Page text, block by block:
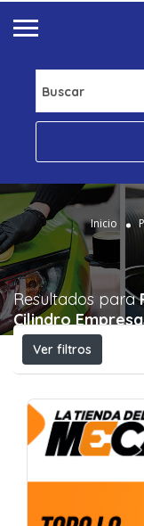
Buscar
Inicio
Resultados para
Cilindro
Ver filtros